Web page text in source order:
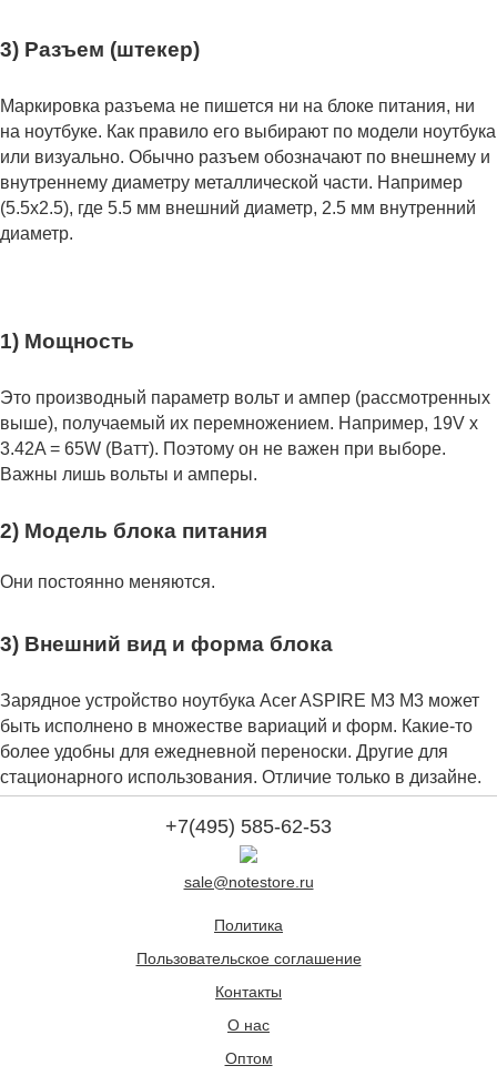
3) Разъем (штекер)
Маркировка разъема не пишется ни на блоке питания, ни
на ноутбуке. Как правило его выбирают по модели ноутбука
или визуально. Обычно разъем обозначают по внешнему и
внутреннему диаметру металлической части. Например
(5.5x2.5), где 5.5 мм внешний диаметр, 2.5 мм внутренний
диаметр.
1) Мощность
Это производный параметр вольт и ампер (рассмотренных
выше), получаемый их перемножением. Например, 19V x
3.42A = 65W (Ватт). Поэтому он не важен при выборе.
Важны лишь вольты и амперы.
2) Модель блока питания
Они постоянно меняются.
3) Внешний вид и форма блока
Зарядное устройство ноутбука Acer ASPIRE M3 M3 может
быть исполнено в множестве вариаций и форм. Какие-то
более удобны для ежедневной переноски. Другие для
стационарного использования. Отличие только в дизайне.
+7(495) 585-62-53
sale@notestore.ru
Политика
Пользовательское соглашение
Контакты
О нас
Оптом